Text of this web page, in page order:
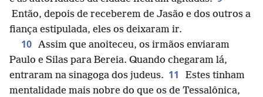
Então, depois de receberem de Jasão e dos outros a
fiança estipulada, eles os deixaram ir.
10 Assim que anoiteceu, os irmãos enviaram
Paulo e Silas para Bereia. Quando chegaram lá,
entraram na sinagoga dos judeus. 11
Estes tinham
mentalidade mais nobre do que os de Tessalônica,